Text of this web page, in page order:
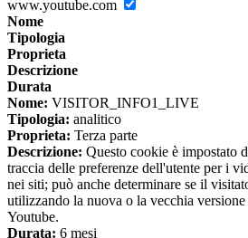
www.youtube.com
Nome
Tipologia
Proprieta
Descrizione
Durata
Nome: VISITOR_INFO1_LIVE
Tipologia: analitico
Proprieta: Terza parte
Descrizione: Questo cookie è impostato
traccia delle preferenze dell'utente per i
nei siti; può anche determinare se il
utilizzando la nuova o la vecchia
Youtube.
Durata: 6 mesi